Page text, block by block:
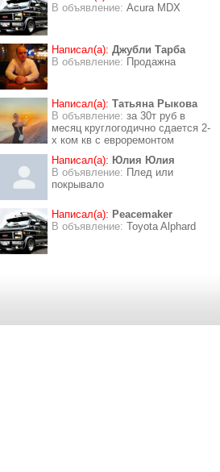
В объявление: Acura MDX
Написал(а): Джубли Тарба
В объявление: Продажна
Написал(а): Татьяна Рыкова
В объявление: за 30т руб в
месяц круглогодично сдается 2-
х ком кв с евроремонтом
Написал(а): Юлия Юлия
В объявление: Плед или
покрывало
Написал(а): Peacemaker
В объявление: Toyota Alphard